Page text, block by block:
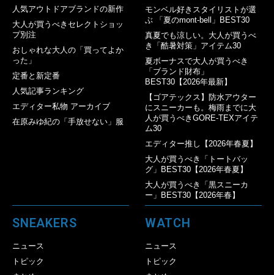
人気アウトドアブランドの新作
大人が買うべきセレクトショッ
プ別注
おしゃれな大人の「買ってよか
った」
定番と新定番
人気記事ランキング
エディター私物 アーカイブ
在原みゆ紀の「手放せない」服
モンベル好きスタイリストが選
ぶ 「夏のmont-bell」BEST30
真夏でも涼しい。大人が買うべ
き「酷暑対策」アイテム30
夏ボーナスで大人が買うべき
「ブランド財布」
BEST30【2026年最新】
【ゴアテックス】防水アウター
にスニーカーも。梅雨までに大
人が買うべきGORE-TEXアイテ
ム30
エディター推し【2026年春夏】
大人が買うべき「トートバッ
グ」BEST30【2026年春夏】
大人が買うべき「黒スニーカ
ー」BEST30【2026年春】
SNEAKERS
ニュース
トピック
WATCH
ニュース
トピック